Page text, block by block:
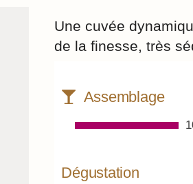
Une cuvée
de la finesse, très
Assemblage
Dégustation